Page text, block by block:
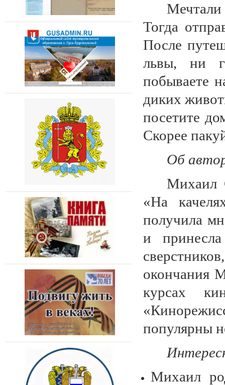
Мечтали
Тогда
После
львы, ни
побываете
диких
посетите
Скорее
Об
Михаил
«На
получила
и
окончания
курсах
популярны
Михаил